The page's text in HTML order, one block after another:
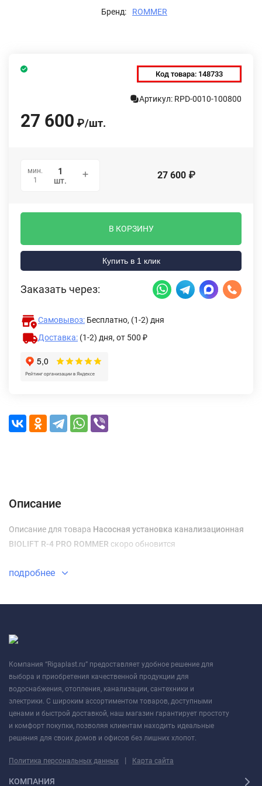
Бренд: ROMMER
Код товара: 148733
Артикул: RPD-0010-100800
27 600 ₽/шт.
мин.
1
шт. 27 600 ₽
В КОРЗИНУ
Купить в 1 клик
Заказать через:
Самовывоз: Бесплатно, (1-2) дня
Доставка: (1-2) дня, от 500 ₽
Описание
Описание для товара Насосная установка канализационная
BIOLIFT R-4 PRO ROMMER скоро обновится
подробнее
Компания “Rigaplast.ru” предоставляет удобное решение для
выбора и приобретения качественной продукции для
водоснабжения, отопления, канализации, сантехники и
электрики. С широким ассортиментом товаров, доступными
ценами и быстрой доставкой, наш магазин гарантирует простоту
и комфорт покупки, позволяя клиентам находить идеальные
решения для своих домов и офисов без лишних хлопот.
Политика персональных данных | Карта сайта
КОМПАНИЯ